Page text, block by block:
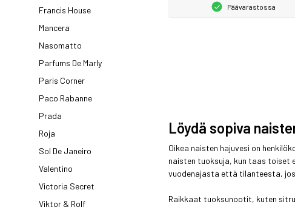
Francis House
Mancera
Nasomatto
Parfums De Marly
Paris Corner
Paco Rabanne
Prada
Roja
Sol De Janeiro
Valentino
Victoria Secret
Viktor & Rolf
Päävarastossa
Löydä sopiva
Oikea naisten hajuvesi on
naisten tuoksuja, kun taas toiset
vuodenajasta että tilanteesta,
Raikkaat tuoksunootit, kuten